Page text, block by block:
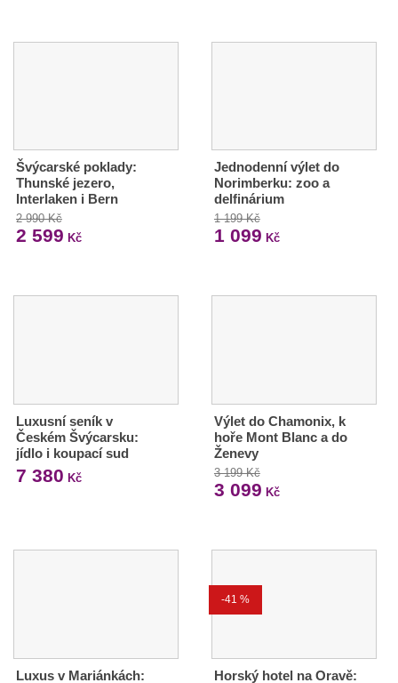
Švýcarské poklady:
Thunské jezero,
Interlaken i Bern
2 990 Kč
2 599 Kč
Jednodenní výlet do
Norimberku: zoo a
delfinárium
1 199 Kč
1 099 Kč
Luxusní seník v
Českém Švýcarsku:
jídlo i koupací sud
7 380 Kč
Výlet do Chamonix, k
hoře Mont Blanc a do
Ženevy
3 199 Kč
3 099 Kč
Luxus v Mariánkách:
-41 %
Horský hotel na Oravě: